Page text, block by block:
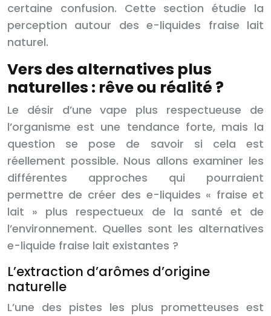
certaine confusion. Cette section étudie la
perception autour des e-liquides fraise lait
naturel.
Vers des alternatives plus
naturelles : rêve ou réalité ?
Le désir d’une vape plus respectueuse de
l’organisme est une tendance forte, mais la
question se pose de savoir si cela est
réellement possible. Nous allons examiner les
différentes approches qui pourraient
permettre de créer des e-liquides « fraise et
lait » plus respectueux de la santé et de
l’environnement. Quelles sont les alternatives
e-liquide fraise lait existantes ?
L’extraction d’arômes d’origine
naturelle
L’une des pistes les plus prometteuses est